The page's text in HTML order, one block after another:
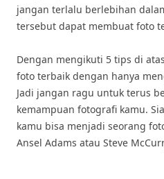
jangan terlalu berlebihan
tersebut dapat membuat foto
Dengan mengikuti 5 tips di
foto terbaik dengan hanya
Jadi jangan ragu untuk terus
kemampuan fotografi kamu.
kamu bisa menjadi seorang
Ansel Adams atau Steve